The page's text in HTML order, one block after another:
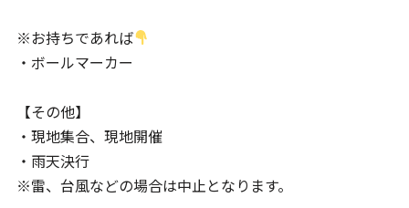
※お持ちであれば
・ボールマーカー
【その他】
・現地集合、現地開催
・雨天決行
※雷、台風などの場合は中止となります。